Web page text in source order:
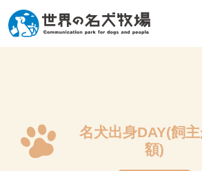
名犬出身DAY(飼
額)